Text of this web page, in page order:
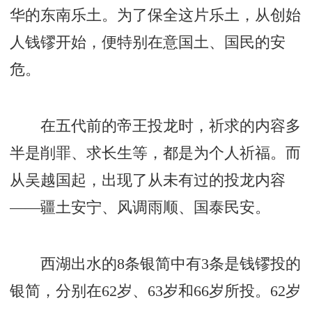
华的东南乐土。为了保全这片乐土，从创始
人钱镠开始，便特别在意国土、国民的安
危。
在五代前的帝王投龙时，祈求的内容多
半是削罪、求长生等，都是为个人祈福。而
从吴越国起，出现了从未有过的投龙内容
——疆土安宁、风调雨顺、国泰民安。
西湖出水的8条银简中有3条是钱镠投的
银简，分别在62岁、63岁和66岁所投。62岁